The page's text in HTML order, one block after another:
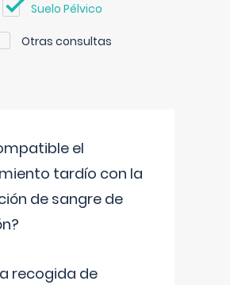
Suelo Pélvico
Otras consultas
el
tardío con la
de sangre de
recogida de